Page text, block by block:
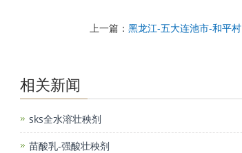
上一篇：黑龙江-五大连池市-和平村
相关新闻
sks全水溶壮秧剂
苗酸乳-强酸壮秧剂